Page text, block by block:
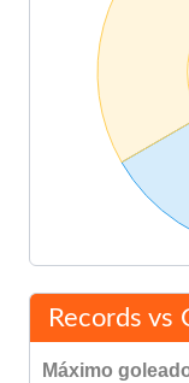
Records vs
Máximo